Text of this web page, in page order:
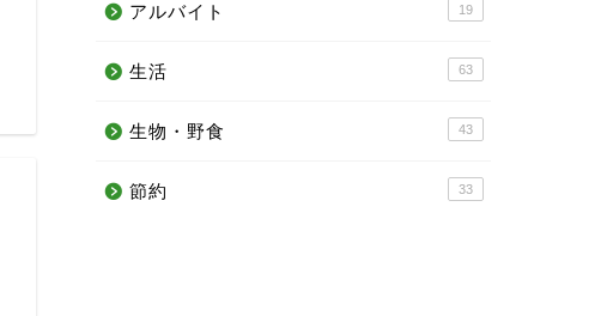
アルバイト 19
生活 63
生物・野食 43
節約 33